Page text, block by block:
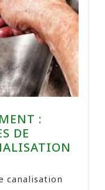
:
DE
canalisation